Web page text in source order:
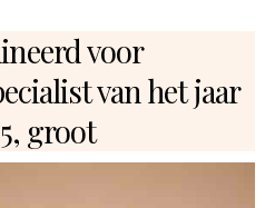
voor
van het jaar
groot